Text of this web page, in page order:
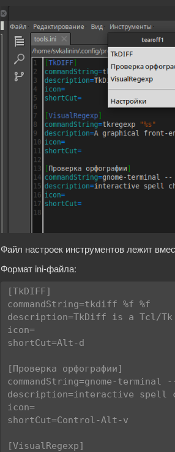
Файл настроек инструментов лежит
Формат ini-файла:
[TkDIFF]
commandString=tkdiff %f %f
description=TkDiff is a Tcl/
icon=
shortCut=Alt-d
[Проверка орфографии]
commandString=gnome-
description=interactive spell
icon=
shortCut=Control-Alt-v
[VisualRegexp]